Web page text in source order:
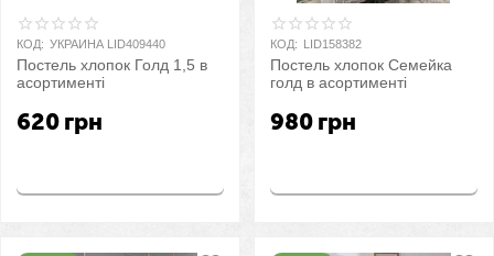
КОД: УКРАИНА LID409440
Постель хлопок Голд 1,5 в
асортименті
620 грн
КОД: LID158382
Постель хлопок Семейка
голд в асортименті
980 грн